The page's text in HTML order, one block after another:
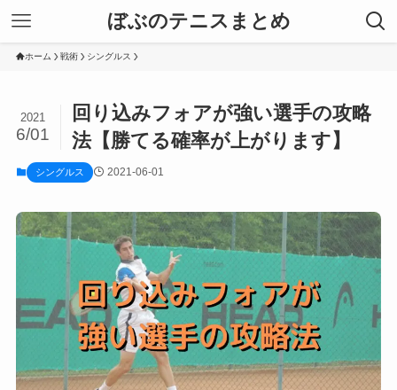
ぼぶのテニスまとめ
ホーム 戦術 シングルス
回り込みフォアが強い選手の攻略
法【勝てる確率が上がります】
2021
6/01
シングルス 2021-06-01